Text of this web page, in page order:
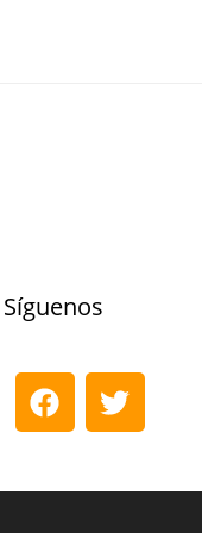
Síguenos